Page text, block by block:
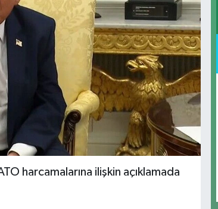
harcamalarına ilişkin açıklamada